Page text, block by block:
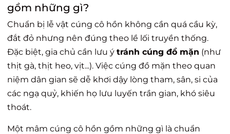
gồm những gì?
Chuẩn bị lễ vật cúng cô hồn không cần quá cầu kỳ,
đắt đỏ nhưng nên đúng theo lề lối truyền thống.
Đặc biệt, gia chủ cần lưu ý tránh cúng đồ mặn (như
thịt gà, thịt heo, vịt...). Việc cúng đồ mặn theo quan
niệm dân gian sẽ dễ khơi dậy lòng tham, sân, si của
các ngạ quỷ, khiến họ lưu luyến trần gian, khó siêu
thoát.
Một mâm cúng cô hồn gồm những gì là chuẩn